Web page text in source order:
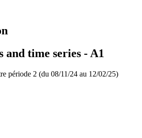
and time series - A1
période 2 (du 08/11/24 au 12/02/25)